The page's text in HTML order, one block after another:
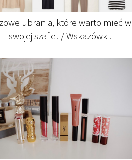
ubrania, które warto mieć w
swojej szafie! / Wskazówki!